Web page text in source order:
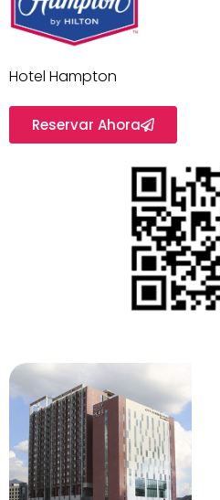
Hotel Hampton
Reservar Ahora